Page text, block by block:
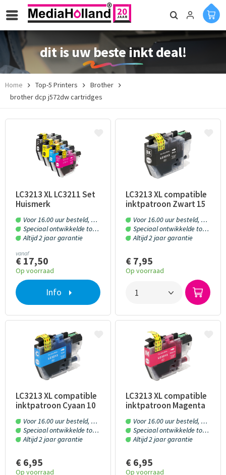
dit is uw beste inkt deal!
Home Top-5 Printers
Brother
brother dcp j572dw cartridges
LC3213 XL LC3211 Set
Huismerk
Voor 16.00 uur besteld, morgen in huis!
Speciaal ontwikkelde toner en inkt
Altijd 2 jaar garantie
vanaf
€ 17,50
Op voorraad
Info
LC3213 XL compatible
inktpatroon Zwart 15
Voor 16.00 uur besteld, morgen in huis!
Speciaal ontwikkelde toner en inkt
Altijd 2 jaar garantie
€ 7,95
Op voorraad
LC3213 XL compatible
inktpatroon Cyaan 10
Voor 16.00 uur besteld, morgen in huis!
Speciaal ontwikkelde toner en inkt
Altijd 2 jaar garantie
€ 6,95
Op voorraad
LC3213 XL compatible
inktpatroon Magenta
Voor 16.00 uur besteld, morgen in huis!
Speciaal ontwikkelde toner en inkt
Altijd 2 jaar garantie
€ 6,95
Op voorraad